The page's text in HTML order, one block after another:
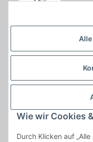
Wie wir Cookies
Durch Klicken auf
* * Lieferzeiten gelten